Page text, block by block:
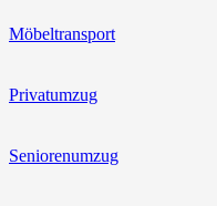
Möbeltransport
Privatumzug
Seniorenumzug